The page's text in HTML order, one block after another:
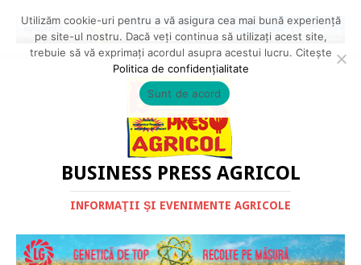
BUSINESS PRESS AGRICOL
INFORMAŢII ŞI EVENIMENTE AGRICOLE
Utilizăm cookie-uri pentru a vă asigura cea mai bună experiență
pe site-ul nostru. Dacă veți continua să utilizați acest site,
trebuie să vă exprimați acordul asupra acestui lucru. Citește
Politica de confidențialitate
Sunt de acord